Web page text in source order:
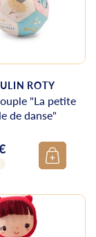
ROTY
"La petite
de danse"